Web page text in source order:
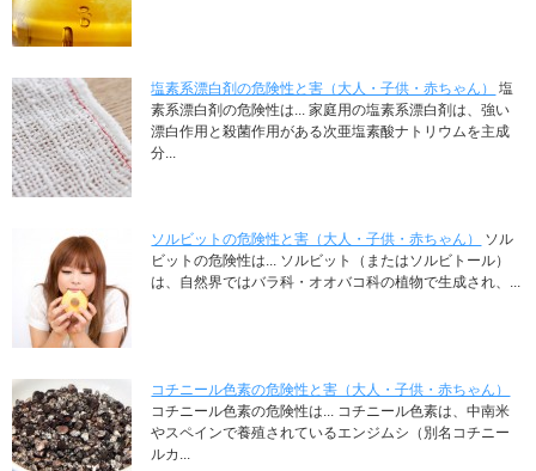
塩素系漂白剤の危険性と害（大人・子供・赤ちゃん）
塩
素系漂白剤の危険性は... 家庭用の塩素系漂白剤は、強い
漂白作用と殺菌作用がある次亜塩素酸ナトリウムを主成
分...
ソルビットの危険性と害（大人・子供・赤ちゃん）
ソル
ビットの危険性は... ソルビット（またはソルビトール）
は、自然界ではバラ科・オオバコ科の植物で生成され、...
コチニール色素の危険性と害（大人・子供・赤ちゃん）
コチニール色素の危険性は... コチニール色素は、中南米
やスペインで養殖されているエンジムシ（別名コチニー
ルカ...